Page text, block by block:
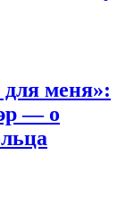
меня»:
— о